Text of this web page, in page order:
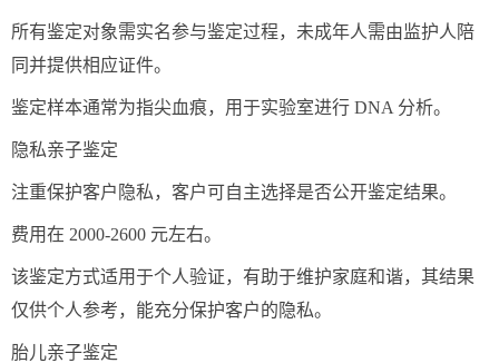
所有鉴定对象需实名参与鉴定过程，未成年人需由监护人陪
同并提供相应证件。
鉴定样本通常为指尖血痕，用于实验室进行 DNA 分析。
隐私亲子鉴定
注重保护客户隐私，客户可自主选择是否公开鉴定结果。
费用在 2000-2600 元左右。
该鉴定方式适用于个人验证，有助于维护家庭和谐，其结果
仅供个人参考，能充分保护客户的隐私。
胎儿亲子鉴定